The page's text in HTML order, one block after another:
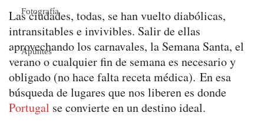
Fotografía
Apuntes
Las ciudades, todas, se han vuelto diabólicas,
intransitables e invivibles. Salir de ellas
aprovechando los carnavales, la Semana Santa, el
verano o cualquier fin de semana es necesario y
obligado (no hace falta receta médica). En esa
búsqueda de lugares que nos liberen es donde
Portugal se convierte en un destino ideal.